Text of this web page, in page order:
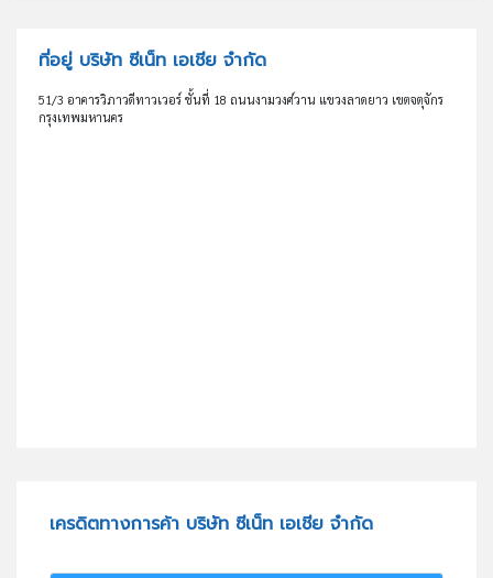
ที่อยู่ บริษัท ซีเน็ท เอเชีย จำกัด
51/3 อาคารวิภาวดีทาวเวอร์ ชั้นที่ 18 ถนนงามวงศ์วาน แขวงลาดยาว เขตจตุจักร
กรุงเทพมหานคร
เครดิตทางการค้า บริษัท ซีเน็ท เอเชีย จำกัด